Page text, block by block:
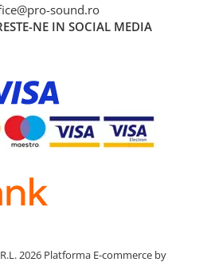
sound.ro
NE IN SOCIAL MEDIA
2026 Platforma E-commerce by